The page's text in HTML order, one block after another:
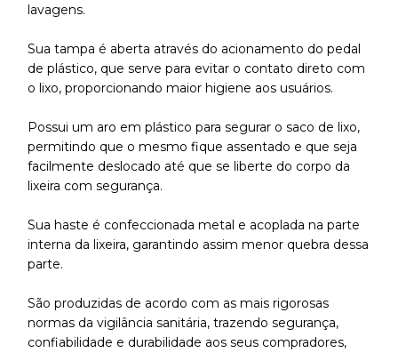
lavagens.
Sua tampa é aberta através do acionamento do pedal
de plástico, que serve para evitar o contato direto com
o lixo, proporcionando maior higiene aos usuários.
Possui um aro em plástico para segurar o saco de lixo,
permitindo que o mesmo fique assentado e que seja
facilmente deslocado até que se liberte do corpo da
lixeira com segurança.
Sua haste é confeccionada metal e acoplada na parte
interna da lixeira, garantindo assim menor quebra dessa
parte.
São produzidas de acordo com as mais rigorosas
normas da vigilância sanitária, trazendo segurança,
confiabilidade e durabilidade aos seus compradores,